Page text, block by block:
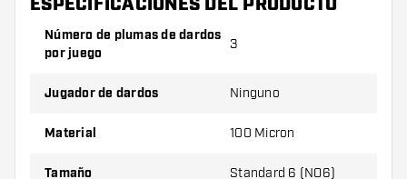
Prueba una forma, un material o un grosor
variante le conviene más.
Número de plumas de dardos
por juego
3
Jugador de dardos Ninguno
Material 100 Micron
Tamaño Standard 6 (NO6)